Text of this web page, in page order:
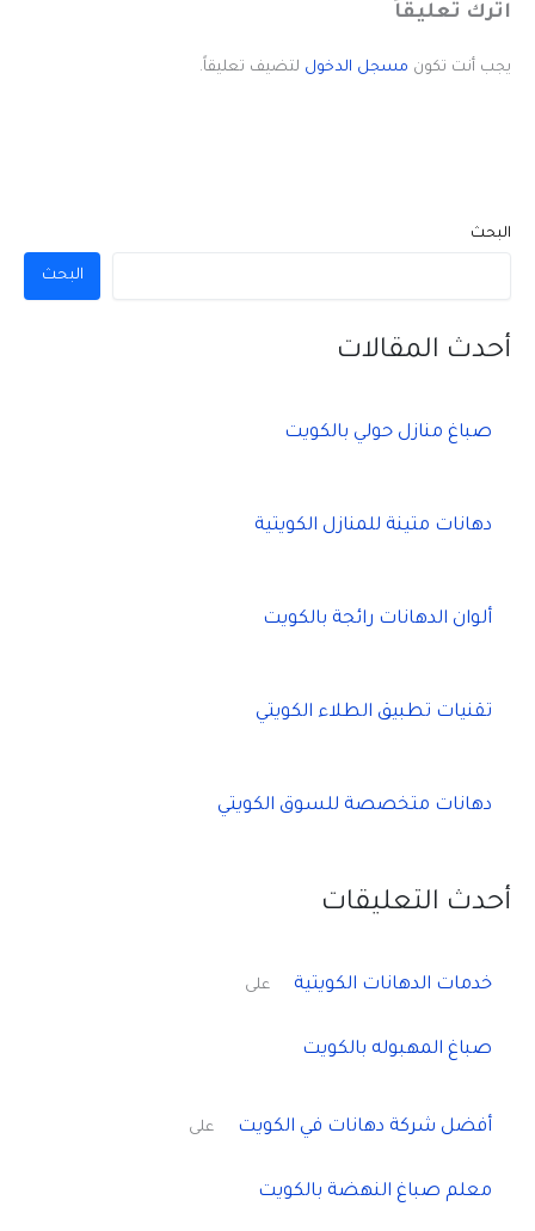
اترك تعليقاً
يجب أنت تكون مسجل الدخول لتضيف تعليقاً.
البحث
البحث
أحدث المقالات
صباغ منازل حولي بالكويت
دهانات متينة للمنازل الكويتية
ألوان الدهانات رائجة بالكويت
تقنيات تطبيق الطلاء الكويتي
دهانات متخصصة للسوق الكويتي
أحدث التعليقات
خدمات الدهانات الكويتية على
صباغ المهبوله بالكويت
أفضل شركة دهانات في الكويت على
معلم صباغ النهضة بالكويت